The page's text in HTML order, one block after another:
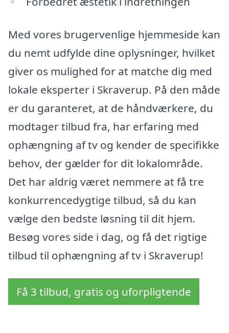
Med vores brugervenlige hjemmeside kan
du nemt udfylde dine oplysninger, hvilket
giver os mulighed for at matche dig med
lokale eksperter i Skraverup. På den måde
er du garanteret, at de håndværkere, du
modtager tilbud fra, har erfaring med
ophængning af tv og kender de specifikke
behov, der gælder for dit lokalområde.
Det har aldrig været nemmere at få tre
konkurrencedygtige tilbud, så du kan
vælge den bedste løsning til dit hjem.
Besøg vores side i dag, og få det rigtige
tilbud til ophængning af tv i Skraverup!
Få 3 tilbud, gratis og uforpligtende